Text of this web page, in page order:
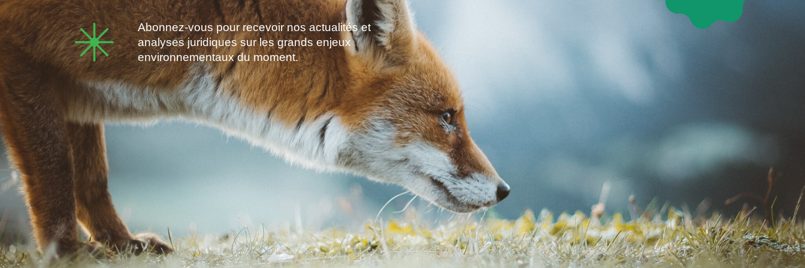
Abonnez-vous pour recevoir nos actualités et
analyses juridiques sur les grands enjeux
environnementaux du moment.